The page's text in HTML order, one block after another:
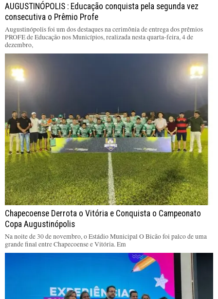
AUGUSTINÓPOLIS : Educação conquista pela segunda vez
consecutiva o Prêmio Profe
Augustinópolis foi um dos destaques na cerimônia de entrega dos prêmios
PROFE de Educação nos Municípios, realizada nesta quarta-feira, 4 de
dezembro,
Chapecoense Derrota o Vitória e Conquista o Campeonato
Copa Augustinópolis
Na noite de 30 de novembro, o Estádio Municipal O Bicão foi palco de uma
grande final entre Chapecoense e Vitória. Em